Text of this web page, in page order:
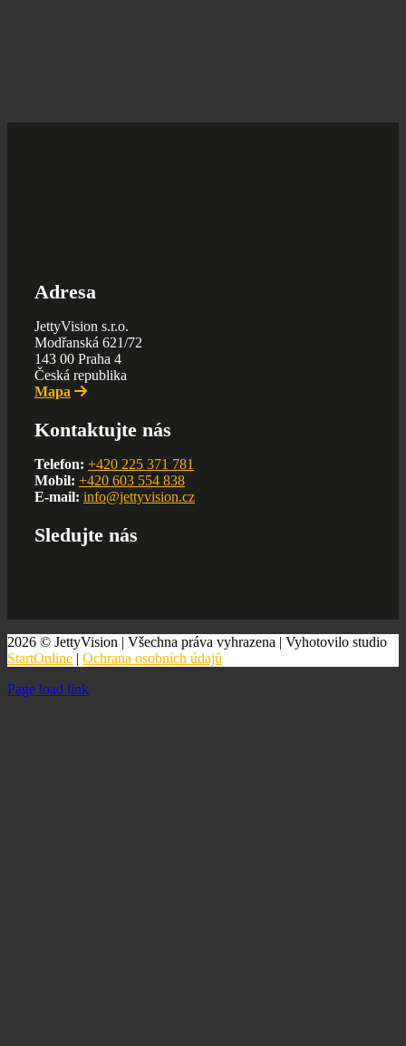
Adresa
JettyVision s.r.o.
Modřanská 621/72
143 00 Praha 4
Česká republika
Mapa
Kontaktujte nás
Telefon: +420 225 371 781
Mobil: +420 603 554 838
E-mail: info@jettyvision.cz
Sledujte nás
2026 © JettyVision | Všechna práva vyhrazena | Vyhotovilo studio
StartOnline | Ochrana osobních údajů
Page load link